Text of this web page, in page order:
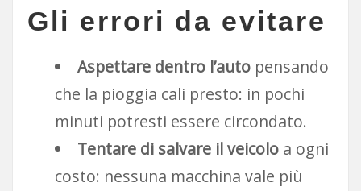
Gli errori da evitare
Aspettare dentro l’autopensando
che la pioggia cali presto: in pochi
minuti potresti essere circondato.
Tentare di salvare il veicoloa ogni
costo: nessuna macchina vale più